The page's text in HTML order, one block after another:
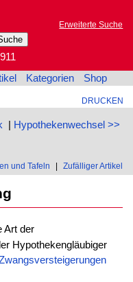
Erweiterte Suche
Kategorien Shop
DRUCKEN
| Hypothekenwechsel >>
und Tafeln Zufälliger Artikel
Art der
Hypothekengläubiger